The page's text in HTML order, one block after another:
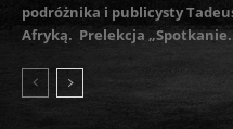
podróżnika i publicysty
Afryką. Prelekcja